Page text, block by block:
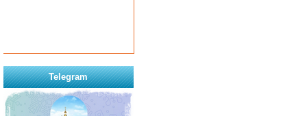
Telegram